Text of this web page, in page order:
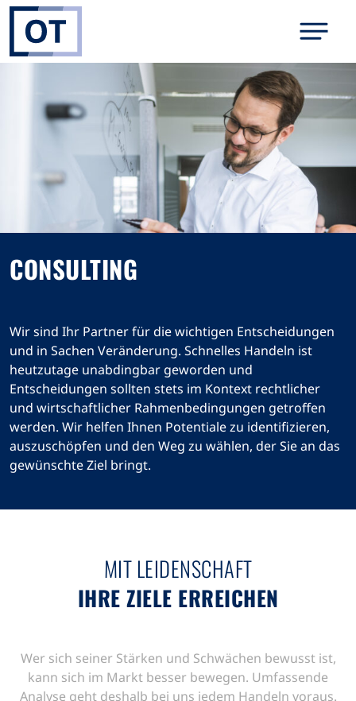
CONSULTING
Wir sind Ihr Partner für die wichtigen Entscheidungen
und in Sachen Veränderung. Schnelles Handeln ist
heutzutage unabdingbar geworden und
Entscheidungen sollten stets im Kontext rechtlicher
und wirtschaftlicher Rahmenbedingungen getroffen
werden. Wir helfen Ihnen Potentiale zu identifizieren,
auszuschöpfen und den Weg zu wählen, der Sie an das
gewünschte Ziel bringt.
MIT LEIDENSCHAFT
IHRE ZIELE ERREICHEN
Wer sich seiner Stärken und Schwächen bewusst ist,
kann sich im Markt besser bewegen. Umfassende
Analyse geht deshalb bei uns jedem Handeln voraus.